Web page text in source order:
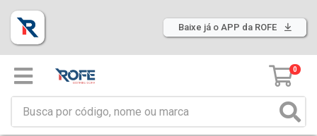
Baixe já o APP da ROFE
0